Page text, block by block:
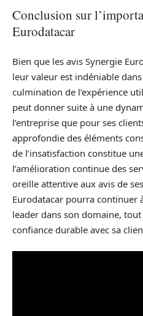
Conclusion sur
Eurodatacar
Bien que les avis Synergie
leur valeur est indéniable
culmination de l’expérience
peut donner suite à une
l’entreprise que pour ses
approfondie des éléments
de l’insatisfaction constitue
l’amélioration continue des
oreille attentive aux avis de
Eurodatacar pourra continuer
leader dans son domaine,
confiance durable avec sa